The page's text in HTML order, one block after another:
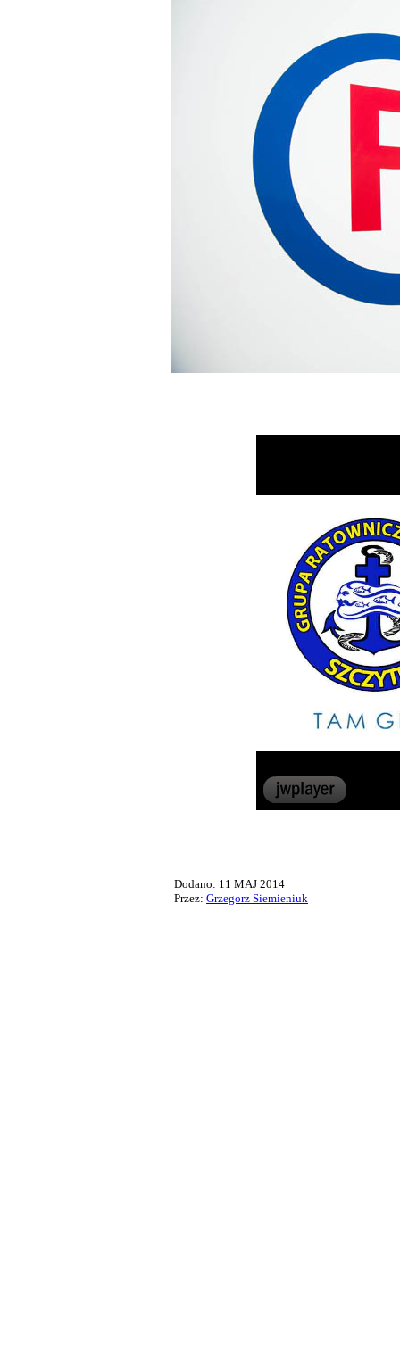
Dodano: 11 MAJ 2014
Przez: Grzegorz Siemieniuk